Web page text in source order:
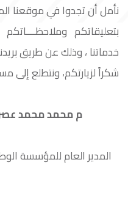
نأمل أن تجدوا في موقعنا
بتعليقاتكم
خدماتنا ، وذلك عن طريق
شكراً لزيارتكم، ونتطلع
م محمد محمد
المدير العام للمؤسسة